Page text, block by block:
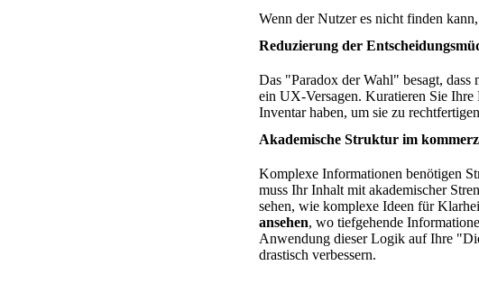
Wenn der Nutzer es nicht finden
Reduzierung der
Das "Paradox der Wahl" besagt,
ein UX-Versagen. Kuratieren Sie
Inventar haben, um sie zu
Akademische Struktur im
Komplexe Informationen benötigen
muss Ihr Inhalt mit akademischer
sehen, wie komplexe Ideen für
ansehen, wo tiefgehende
Anwendung dieser Logik auf Ihre
drastisch verbessern.